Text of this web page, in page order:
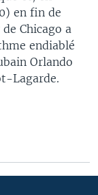
en fin de
Chicago a
endiablé
Orlando
Lagarde.